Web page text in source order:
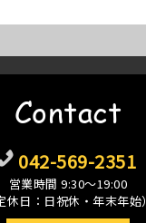
Contact
042-569-2351
営業時間 9:30〜19:00
休日：日祝休・年末年始）